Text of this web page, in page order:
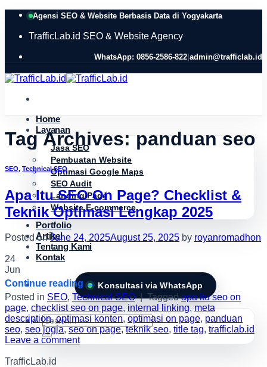
Skip
content
Agensi SEO & Website Berbasis Data di Yogyakarta
TrafficLab.id SEO & Website Agency
WhatsApp: 0856-2586-822|admin@trafficlab.id
Home
Layanan
Jasa SEO
Pembuatan Website
Optimasi Google Maps
SEO Audit
Landing Page
Website E-commerce
Portfolio
Artikel
Tentang Kami
Kontak
Konsultasi via WhatsApp
Search
for:
Tag Archives: panduan seo
SEO, Technical SEO
Apa Itu SEO On Page? Checklist &
Teknik Optimasi Lengkap 2025
Posted onJune 24, 2025August 25, 2025 by royanromadhon
24
Jun
Continue reading→
Posted in SEO, Technical SEO | Taggedapa itu seo on
page, checklist seo on page, internal linking, meta
description,optimasi konten,optimasi on page, panduan
seo, seo jogja,seo on page,teknik seo, title tag, trafficlab.id
Leave a comment
TrafficLab.id